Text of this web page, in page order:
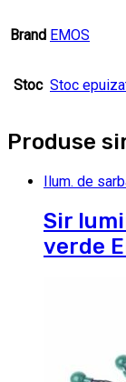
Brand EMOS
Stoc Stoc
Produse
Ilum. de
Sir
verde